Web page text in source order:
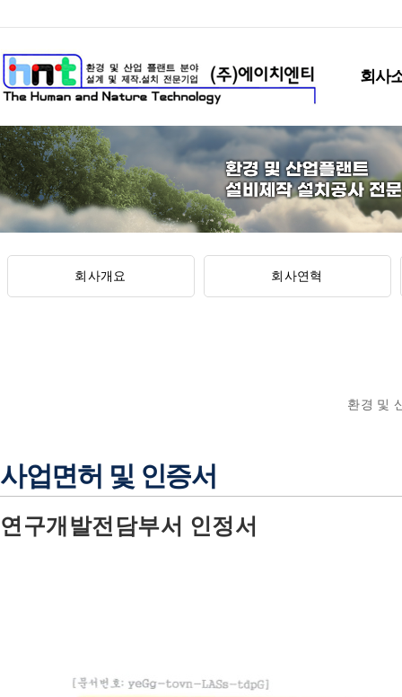
회사
회사개요 회사연혁
환경 및
사업면허 및 인증서
연구개발전담부서 인정서